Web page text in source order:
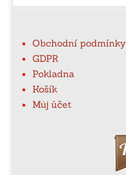
Obchodní podmínky
GDPR
Pokladna
Košík
Můj účet